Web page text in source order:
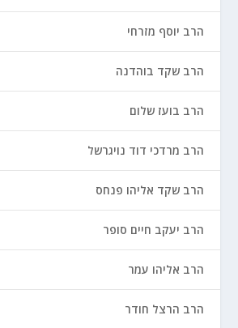
הרב יוסף מזרחי
הרב שקד בוהדנה
הרב בועז שלום
הרב מרדכי דוד נויגרשל
הרב שקד אליהו פנחס
הרב יעקב חיים סופר
הרב אליהו עמר
הרב הרצל חודר